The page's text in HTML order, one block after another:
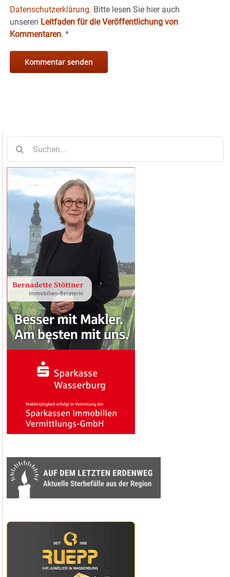
Datenschutzerklärung. Bitte lesen Sie hier auch
unseren Leitfaden für die Veröffentlichung von
Kommentaren. *
nach: